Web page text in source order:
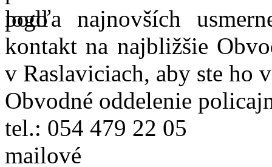
podľa najnovších
kontakt na najbližšie
v Raslaviciach, aby ste ho
Obvodné oddelenie
tel.: 054 479 22 05